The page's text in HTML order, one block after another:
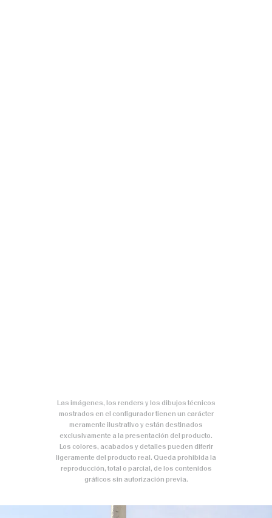
Las imágenes, los renders y los dibujos técnicos
mostrados en el configurador tienen un carácter
meramente ilustrativo y están destinados
exclusivamente a la presentación del producto.
Los colores, acabados y detalles pueden diferir
ligeramente del producto real. Queda prohibida la
reproducción, total o parcial, de los contenidos
gráficos sin autorización previa.